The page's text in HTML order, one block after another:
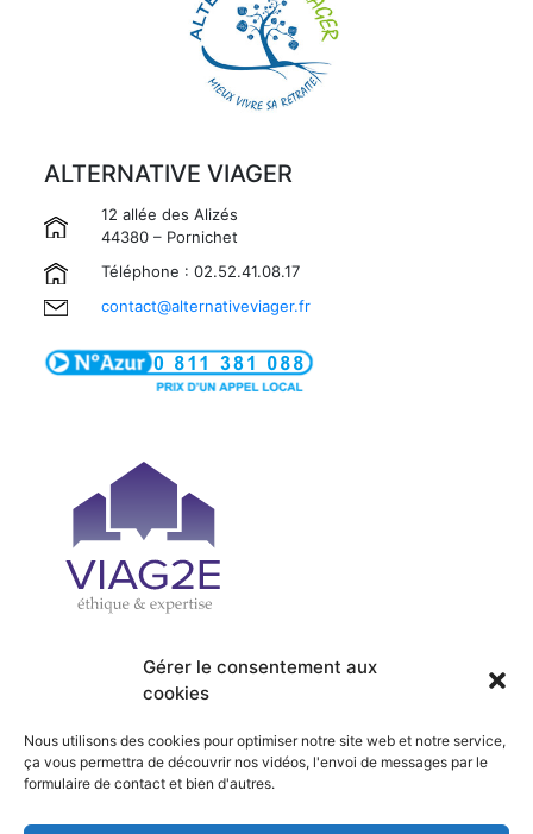
Gérer le consentement aux
cookies
Nous utilisons des cookies pour optimiser notre site web et notre service,
ça vous permettra de découvrir nos vidéos, l'envoi de messages par le
formulaire de contact et bien d'autres.
ALTERNATIVE VIAGER
12 allée des Alizés
44380 – Pornichet
Téléphone : 02.52.41.08.17
contact@alternativeviager.fr
| ACTUALITÉS
| RECRUTEMENT
| HONORAIRES
| CONTACT